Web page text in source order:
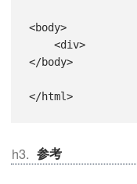
<body>
</body>
</html>
参考